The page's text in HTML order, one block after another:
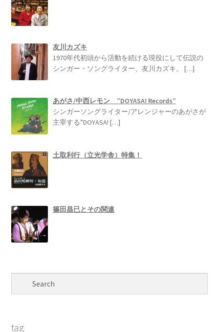
友川カズキ
1970年代初頭から活動を続ける現役にして伝説の
シンガー・ソングライター、友川カズキ。[…]
あがさ/中西レモン ”DOYASA! Records”
シンガーソングライター/アレンジャーのあがさが
主宰する”DOYASA![…]
土取利行（立光学舎）特集！
篠田昌已とその関連
tag